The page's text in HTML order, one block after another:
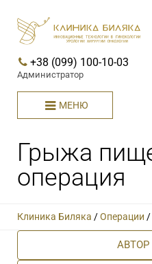
+38 (099) 100-10-03
Администратор
МЕНЮ
Грыжа
операция
Клиника Биляка /Операции /
АВТОР